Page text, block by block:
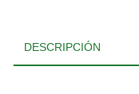
DESCRIPCIÓN